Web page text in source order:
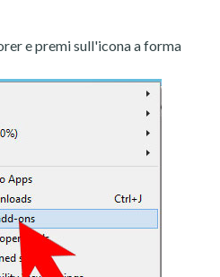
e premi sull'icona a forma